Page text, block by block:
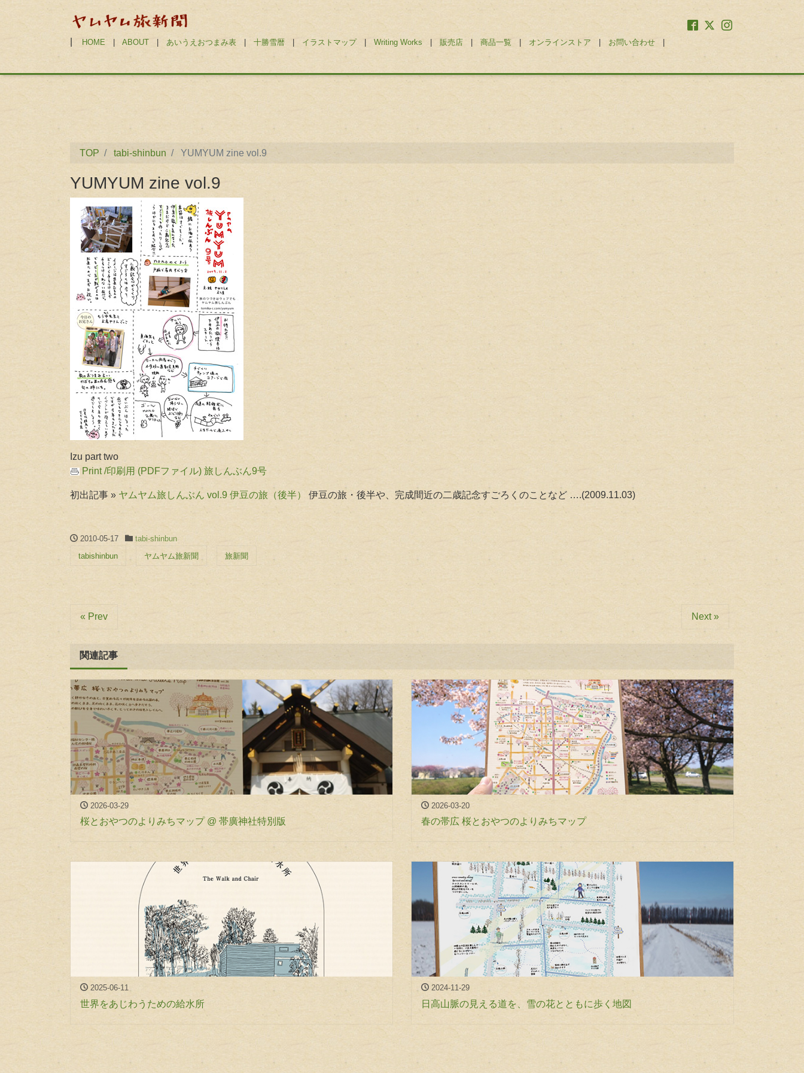
HOME ABOUT あいうえおつまみ表 十勝雪暦 イラストマップ| Writing Works 販売店 商品一覧 オンラインストア お問い合わせ
TOP tabi-shinbun YUMYUM zine vol.9
YUMYUM zine vol.9
Izu part two
Print /印刷用 (PDFファイル) 旅しんぶん9号
初出記事 » ヤムヤム旅しんぶん vol.9 伊豆の旅（後半） 伊豆の旅・後半や、完成間近の二歳記念すごろくのことなど ….(2009.11.03)
2010-05-17
tabi-shinbun
tabishinbun
ヤムヤム旅新聞 旅新聞
« Prev Next »
関連記事
2026-03-29
桜とおやつのよりみちマップ @ 帯廣神社特別版
2026-03-20
春の帯広 桜とおやつのよりみちマップ
2025-06-11
世界をあじわうための給水所
2024-11-29
日高山脈の見える道を、雪の花とともに歩く地図